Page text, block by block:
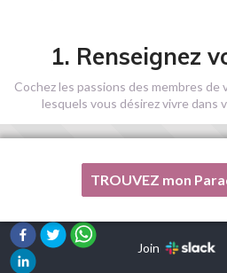
1. Renseignez
Cochez les passions des membres de
lesquels vous désirez vivre
Une de mes passions n'est pas
TROUVEZ mon
Join